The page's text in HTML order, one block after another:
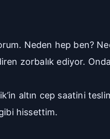
Neden hep ben?
zorbalık ediyor.
altın cep saatini
hissettim.